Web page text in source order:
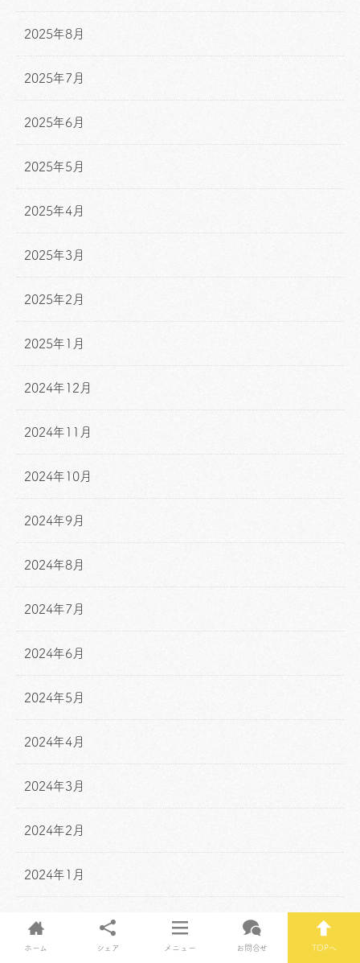
2025年8月
2025年7月
2025年6月
2025年5月
2025年4月
2025年3月
2025年2月
2025年1月
2024年12月
2024年11月
2024年10月
2024年9月
2024年8月
2024年7月
2024年6月
2024年5月
2024年4月
2024年3月
2024年2月
2024年1月
2023年12月
ホーム シェア メニュー お問合せ TOPへ